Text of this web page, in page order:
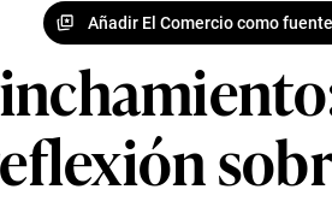
Añadir El Comercio como